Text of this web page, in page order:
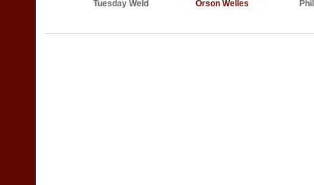
Tuesday Weld Orson Welles